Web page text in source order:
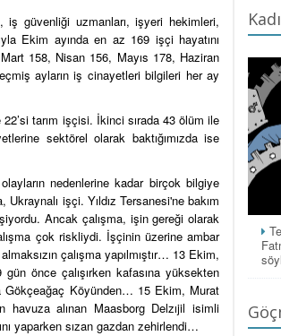
iş güvenliği uzmanları, işyeri hekimleri,
Ekim ayında en az 169 işçi hayatını
158, Nisan 156, Mayıs 178, Haziran
ayların iş cinayetleri bilgileri her ay
tarım işçisi. İkinci sırada 43 ölüm ile
sektörel olarak baktığımızda ise
nedenlerine kadar birçok bilgiye
işçi. Yıldız Tersanesi'ne bakım
Ancak çalışma, işin gereği olarak
çok riskliydi. İşçinin üzerine ambar
çalışma yapılmıştır… 13 Ekim,
önce çalışırken kafasına yüksekten
Gökçeağaç Köyünden… 15 Ekim, Murat
alınan Maasborg Delzıjil isimli
yaparken sızan gazdan zehirlendi…